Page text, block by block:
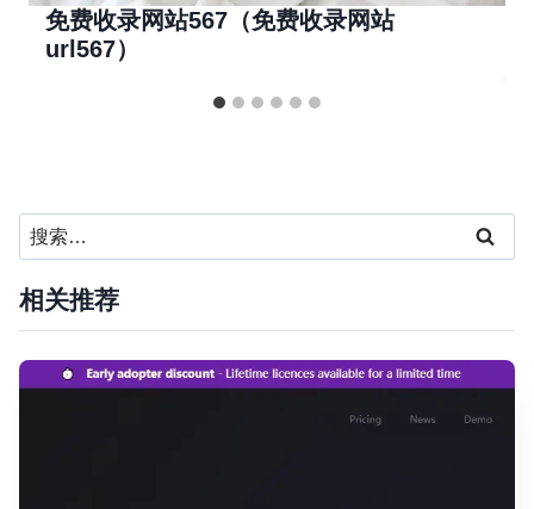
免费收录网站567（免费收录网站
url567）
搜
索：
相关推荐